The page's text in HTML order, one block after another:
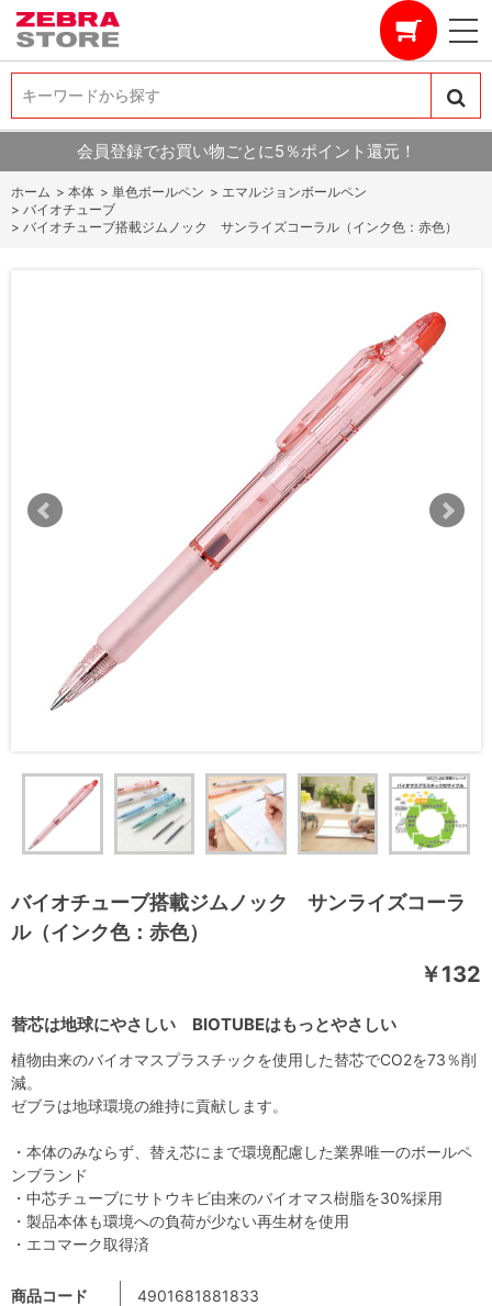
キーワードから探す
キーワードから探す
会員登録でお買い物ごとに5％ポイント還元！
ホーム > 本体 > 単色ボールペン > エマルジョンボールペン
> バイオチューブ
> バイオチューブ搭載ジムノック サンライズコーラル（インク色：赤色）
バイオチューブ搭載ジムノック サンライズコーラ
ル（インク色：赤色）
替芯は地球にやさしい BIOTUBEはもっとやさしい
￥132
商品コード 4901681881833
植物由来のバイオマスプラスチックを使用した替芯でCO2を73％削
減。
ゼブラは地球環境の維持に貢献します。
・本体のみならず、替え芯にまで環境配慮した業界唯一のボールペ
ンブランド
・中芯チューブにサトウキビ由来のバイオマス樹脂を30%採用
・製品本体も環境への負荷が少ない再生材を使用
・エコマーク取得済